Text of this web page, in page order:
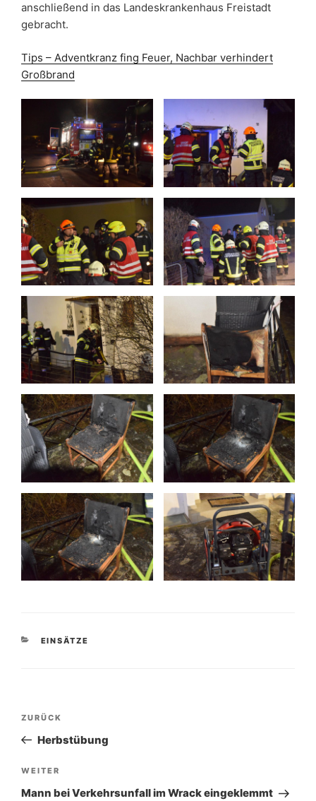
anschließend in das Landeskrankenhaus Freistadt
gebracht.
Tips – Adventkranz fing Feuer, Nachbar verhindert
Großbrand
KATEGORIEN
EINSÄTZE
Beitragsnavigation
Vorheriger
Beitrag
ZURÜCK
Herbstübung
Nächster
Beitrag
WEITER
Mann bei Verkehrsunfall im Wrack eingeklemmt